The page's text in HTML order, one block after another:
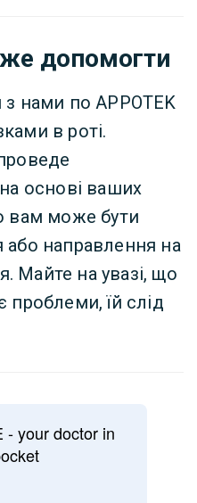
допомогти
нами по APPOTEK
в роті.
основі ваших
вам може бути
або направлення на
Майте на увазі, що
їй слід
- your doctor in